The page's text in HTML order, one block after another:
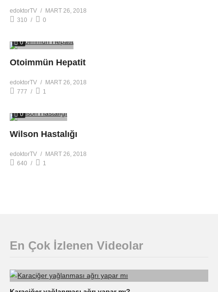
edoktorTV
MART 26, 2018
310
0
0
Otoimmün Hepatit
edoktorTV
MART 26, 2018
777
1
0
Wilson Hastalığı
edoktorTV
MART 26, 2018
640
1
En Çok İzlenen Videolar